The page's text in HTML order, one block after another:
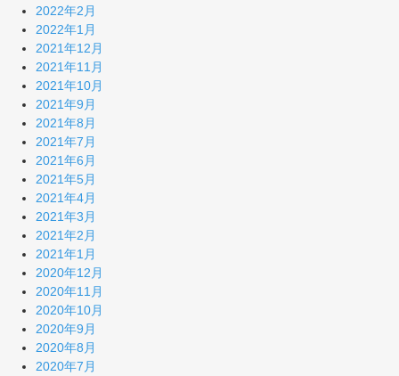
2022年2月
2022年1月
2021年12月
2021年11月
2021年10月
2021年9月
2021年8月
2021年7月
2021年6月
2021年5月
2021年4月
2021年3月
2021年2月
2021年1月
2020年12月
2020年11月
2020年10月
2020年9月
2020年8月
2020年7月